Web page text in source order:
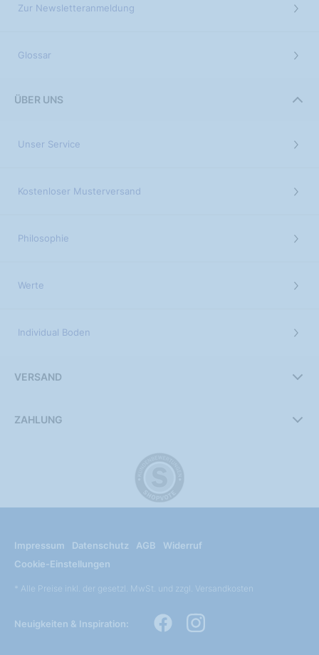
Zur Newsletteranmeldung
Glossar
ÜBER UNS
Unser Service
Kostenloser Musterversand
Philosophie
Werte
Individual Boden
VERSAND
ZAHLUNG
Impressum Datenschutz AGB
Widerruf
Cookie-Einstellungen
* Alle Preise inkl. der gesetzl. MwSt. und zzgl. Versandkosten
Neuigkeiten & Inspiration: